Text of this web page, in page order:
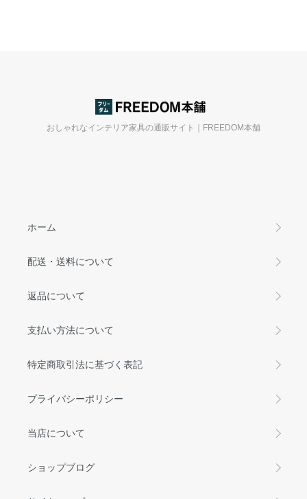
おしゃれなインテリア家具の通販サイト｜FREEDOM本舗
ホーム
配送・送料について
返品について
支払い方法について
特定商取引法に基づく表記
プライバシーポリシー
当店について
ショップブログ